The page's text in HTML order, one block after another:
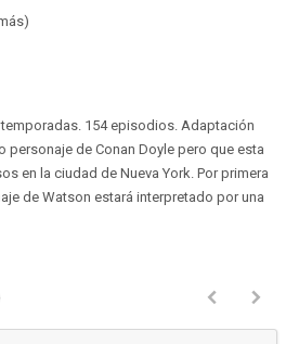
temporadas. 154 episodios. Adaptación
personaje de Conan Doyle pero que esta
en la ciudad de Nueva York. Por primera
de Watson estará interpretado por una